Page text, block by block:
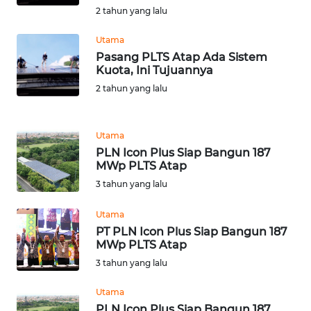
2 tahun yang lalu
Utama
Pasang PLTS Atap Ada Sistem
Kuota, Ini Tujuannya
2 tahun yang lalu
Utama
PLN Icon Plus Siap Bangun 187
MWp PLTS Atap
3 tahun yang lalu
Utama
PT PLN Icon Plus Siap Bangun 187
MWp PLTS Atap
3 tahun yang lalu
Utama
WN
NTB
SULTENG
WN
SULBAR
WN
BABEL
SUMBAR